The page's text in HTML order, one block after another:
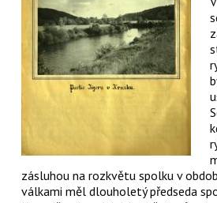
zásluhou na rozkvětu spolku v
válkami měl dlouholetý předseda